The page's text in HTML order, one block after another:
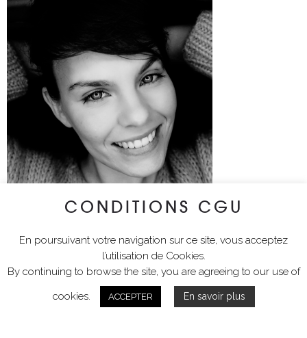
CONDITIONS CGU
En poursuivant votre navigation sur ce site, vous acceptez
l’utilisation de Cookies.
By continuing to browse the site, you are agreeing to our use of
cookies.
ACCEPTER En savoir plus